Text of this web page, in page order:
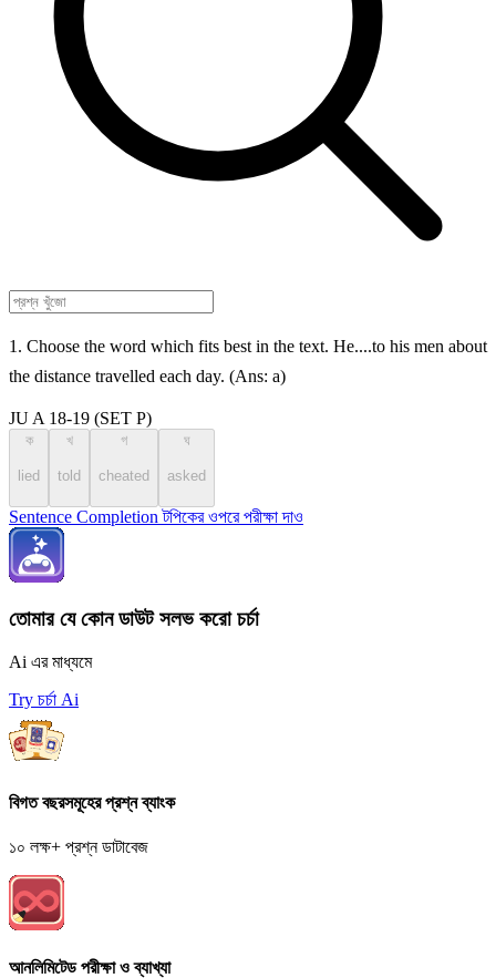
1. Choose the word which fits best in the text. He....to his men about
the distance travelled each day. (Ans: a)
JU A 18-19 (SET P)
ক
lied
খ
told
গ
cheated
ঘ
asked
Sentence Completion টপিকের ওপরে পরীক্ষা দাও
তোমার যে কোন ডাউট সলভ করো চর্চা
Ai এর মাধ্যমে
Try চর্চা Ai
বিগত বছরসমূহের প্রশ্ন ব্যাংক
১০ লক্ষ+ প্রশ্ন ডাটাবেজ
আনলিমিটেড পরীক্ষা ও ব্যাখ্যা